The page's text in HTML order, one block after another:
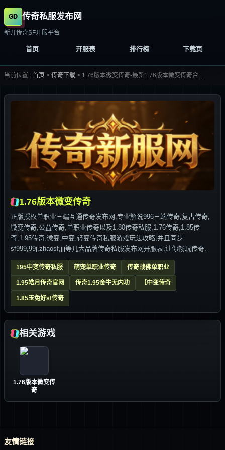
传奇私服发布网
新开传奇SF开服平台
首页 开服表 排行榜 下载页
当前位置 : 首页 > 传奇下载 > 1.76版本微变传奇-最新1.76版本微变传奇合集大全-
1.76版本微变传奇
正版授权单职业三端互通传奇发布网,专业解说996三端传奇,复古传奇,
微变传奇,公益传奇,单职业传奇以及1.80传奇私服,1.76传奇,1.85传
奇,1.95传奇,微变,中变,轻变传奇私服游戏玩法攻略,并且同步
sf999,99j,zhaosf,jjj等几大品牌传奇私服发布网开服表,让你畅玩传奇.
195中变传奇私服 萌宠单职业传奇 传奇战佛单职业
1.95皓月传奇官网 传奇1.95金牛无内功 【中变传奇
1.85玉兔好sf传奇
相关游戏
1.76版本微变传
奇
友情链接